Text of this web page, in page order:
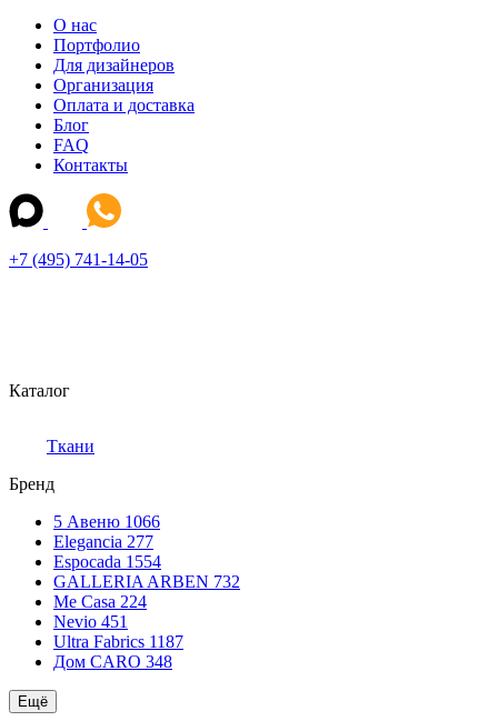
О нас
Портфолио
Для дизайнеров
Организация
Оплата и доставка
Блог
FAQ
Контакты
+7 (495) 741-14-05
Каталог
Ткани
Бренд
5 Авеню 1066
Elegancia 277
Espocada 1554
GALLERIA ARBEN 732
Me Casa 224
Nevio 451
Ultra Fabrics 1187
Дом CARO 348
Ещё